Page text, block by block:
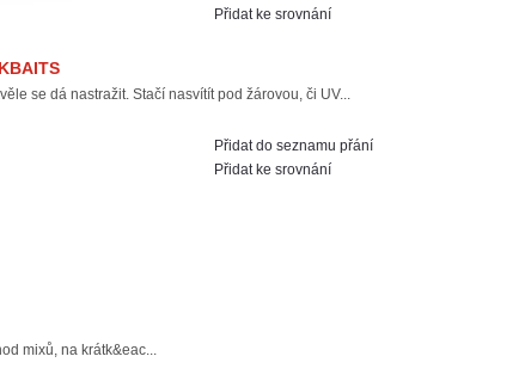
Přidat ke srovnání
se dá nastražit. Stačí nasvítít pod žárovou, či UV...
Přidat do seznamu přání
Přidat ke srovnání
mixů, na krátk&eac...